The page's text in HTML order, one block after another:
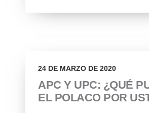
APC Y UPC: ¿QUÉ
EL POLACO POR
24 DE MARZO DE 2020